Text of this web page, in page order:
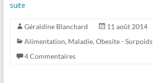
suite
Géraldine Blanchard
11 août 2014
Alimentation, Maladie,Obesite - Surpoids
4 Commentaires